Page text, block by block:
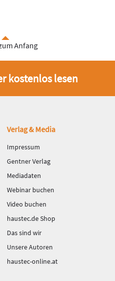
Anfang
kostenlos lesen
Verlag & Media
Impressum
Gentner Verlag
Mediadaten
Webinar buchen
Video buchen
haustec.de Shop
Das sind wir
Unsere Autoren
haustec-online.at